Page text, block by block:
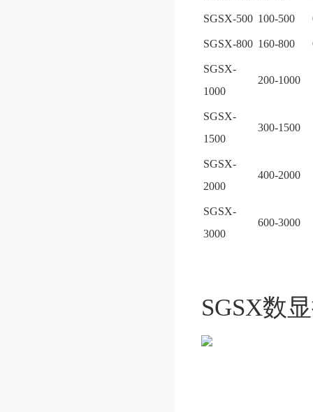
SGSX-500 100-500
SGSX-800 160-800
SGSX-
1000
200-1000
SGSX-
1500
300-1500
SGSX-
2000
400-2000
SGSX-
3000
600-3000
SGSX数